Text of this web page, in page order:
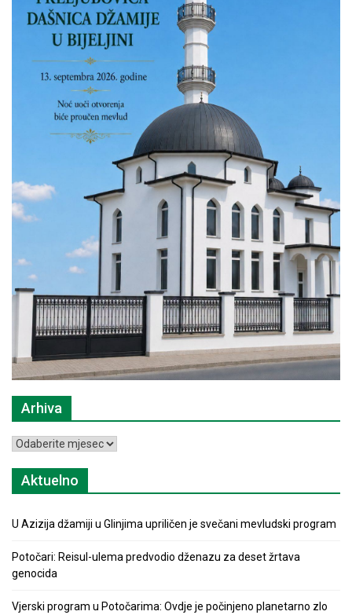
Arhiva
Arhiva
Aktuelno
U Azizija džamiji u Glinjima upriličen je svečani mevludski program
Potočari: Reisul-ulema predvodio dženazu za deset žrtava
genocida
Vjerski program u Potočarima: Ovdje je počinjeno planetarno zlo